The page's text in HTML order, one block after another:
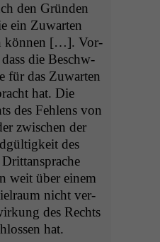
den Grün­den
ein Zuwarten
kön­nen […]. Vor­
die Beschw­
für das Zuwarten
hat. Die
des Fehlens von
zwis­chen der
des
weit über einem
nicht ver­
des Rechts
hat.